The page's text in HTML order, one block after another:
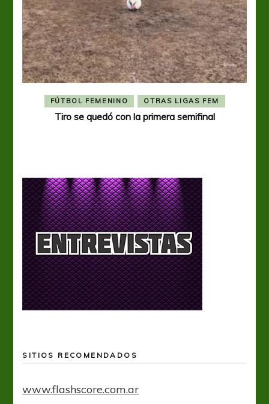
FÚTBOL FEMENINO OTRAS LIGAS FEM
Tiro se quedó con la primera semifinal
SITIOS RECOMENDADOS
www.flashscore.com.ar